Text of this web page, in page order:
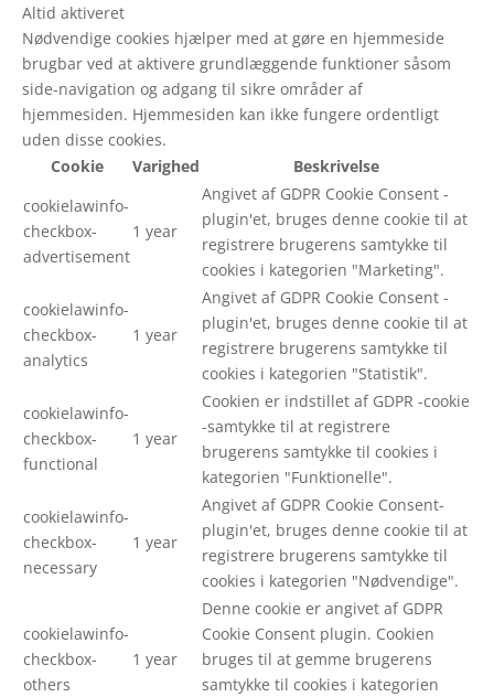
Altid aktiveret
Nødvendige cookies hjælper med at gøre en hjemmeside
brugbar ved at aktivere grundlæggende funktioner såsom
side-navigation og adgang til sikre områder af
hjemmesiden. Hjemmesiden kan ikke fungere ordentligt
uden disse cookies.
Cookie
Varighed
Beskrivelse
cookielawinfo-
checkbox-
advertisement
1 year
Angivet af GDPR Cookie Consent -
plugin'et, bruges denne cookie til at
registrere brugerens samtykke til
cookies i kategorien "Marketing".
cookielawinfo-
checkbox-
analytics
1 year
Angivet af GDPR Cookie Consent -
plugin'et, bruges denne cookie til at
registrere brugerens samtykke til
cookies i kategorien "Statistik".
cookielawinfo-
checkbox-
functional
1 year
Cookien er indstillet af GDPR -cookie
-samtykke til at registrere
brugerens samtykke til cookies i
kategorien "Funktionelle".
cookielawinfo-
checkbox-
necessary
1 year
Angivet af GDPR Cookie Consent-
plugin'et, bruges denne cookie til at
registrere brugerens samtykke til
cookies i kategorien "Nødvendige".
cookielawinfo-
checkbox-
others
1 year
Denne cookie er angivet af GDPR
Cookie Consent plugin. Cookien
bruges til at gemme brugerens
samtykke til cookies i kategorien